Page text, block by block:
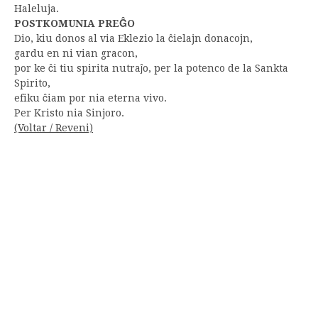
Haleluja.
POSTKOMUNIA PREĜO
Dio, kiu donos al via Eklezio la ĉielajn donacojn,
gardu en ni vian gracon,
por ke ĉi tiu spirita nutraĵo, per la potenco de la Sankta
Spirito,
efiku ĉiam por nia eterna vivo.
Per Kristo nia Sinjoro.
(Voltar / Reveni)